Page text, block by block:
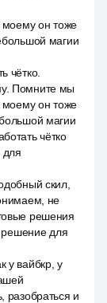
моему он тоже
магии
чётко.
Помните мы
моему он тоже
магии
чётко
для
скил,
не
решения
решение для
у вайбкр, у
разобраться и